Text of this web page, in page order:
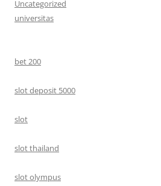
Uncategorized
universitas
bet 200
slot deposit 5000
slot
slot thailand
slot olympus